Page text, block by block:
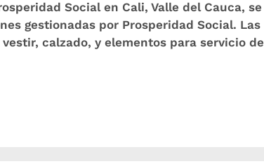
Social en Cali, Valle del Cauca, se
gestionadas por Prosperidad Social. Las
calzado, y elementos para servicio de